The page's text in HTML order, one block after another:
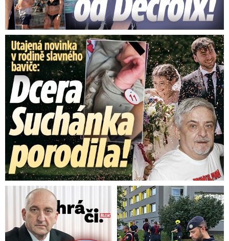
Utajená novinka v rodině baviče: Dcera Suchánka porodila